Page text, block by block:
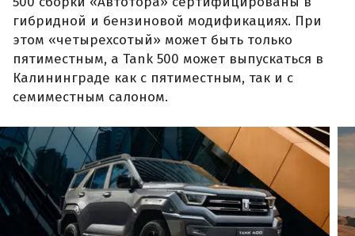
гибридной и бензиновой модификациях. При
этом «четырехсотый» может быть только
пятиместным, а Tank 500 может выпускаться в
Калининграде как с пятиместным, так и с
семиместным салоном.